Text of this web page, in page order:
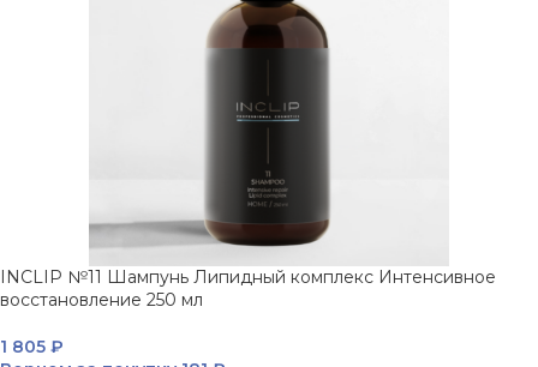
INCLIP №11 Шампунь Липидный комплекс Интенсивное
восстановление 250 мл
1 805 ₽